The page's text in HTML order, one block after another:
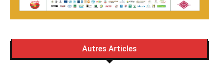
Autres Articles